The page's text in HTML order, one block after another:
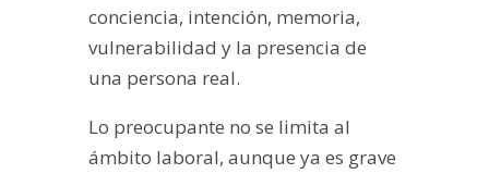
conciencia, intención, memoria,
vulnerabilidad y la presencia de
una persona real.
Lo preocupante no se limita al
ámbito laboral, aunque ya es grave